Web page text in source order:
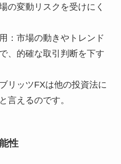
の変動リスクを受けにく
：市場の動きやトレンド
、的確な取引判断を下す
リッツFXは他の投資法に
言えるのです。
性